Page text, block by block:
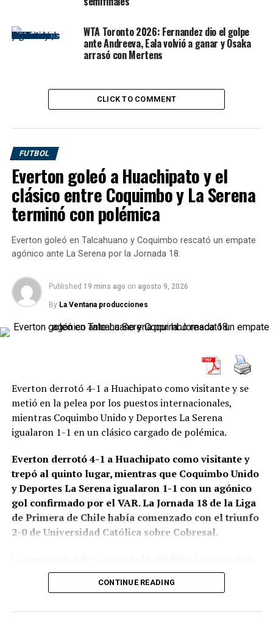
Cuando Sabalenka avanzaba decidida hacia su primer
título en Nueva York, la final dio un vuelco
extraordinario porque Gauff reaccionó con varias
Desde hace pocos meses, Gauff trabaja bajos las órdenes
del español Pere Riba y el veterano ex tenista Brad
Gilbert, quien fuera coach de Andre Agassi y Andy
solo una derrota.
Durante la entrega de premios, la estadounidense tomo
vez que veo a mi padre llorar, él no quiere que lo diga. Él
se cree muy duro, pero no lo es. Gracias por creer en mí
desde el principio. Mi padre me traía a este torneo para
ver a Venus y Serena (Williams) competir, es increíble
estar aquí. Quiero dar las gracias a mis abuelos y mis
hermanos, que están en casa”.
RELATED TOPICS: ARGENTINA
ARYNA SABALENKA
COCO GAUFF
TENIS US OPEN
UP NEXT
“Tuvimos un muy mal partido conceptual e
individualmente”, analizó Gago
San Martín de Tucumán goleó a Gimnasia (M) y quedó a
un punto del líder de la Zona A
WTA Toronto 2026: Fernandez dio el golpe
ante Andreeva, Eala volvió a ganar y Osaka
arrasó con Mertens
CLICK TO COMMENT
FUTBOL
Everton goleó a Huachipato y el
clásico entre Coquimbo y La Serena
terminó con polémica
Everton goleó en Talcahuano y Coquimbo rescató un empate
agónico ante La Serena por la Jornada 18.
Published 19 mins ago on agosto 9, 2026
By La Ventana producciones
Everton derrotó 4-1 a Huachipato como visitante y se
metió en la pelea por los puestos internacionales,
mientras Coquimbo Unido y Deportes La Serena
igualaron 1-1 en un clásico cargado de polémica.
Everton derrotó 4-1 a Huachipato como visitante y
trepó al quinto lugar, mientras que Coquimbo Unido
y Deportes La Serena igualaron 1-1 con un agónico
gol confirmado por el VAR. La Jornada 18 de la Liga
de Primera de Chile había comenzado con el triunfo
2-0 de Universidad Católica sobre Cobresal.
dos partidos muy diferentes. Everton mostró
contundencia y consiguió una categórica victoria en
CONTINUE READING